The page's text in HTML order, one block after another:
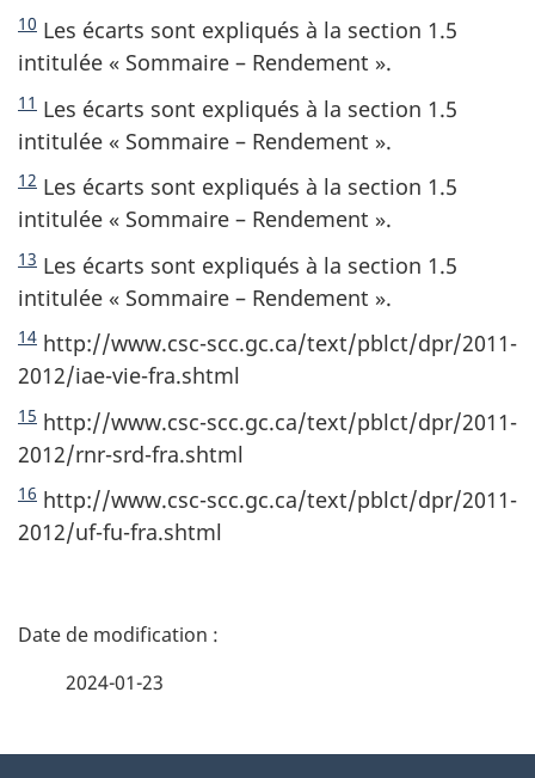
10 Les écarts sont expliqués à la section 1.5
intitulée « Sommaire – Rendement ».
11 Les écarts sont expliqués à la section 1.5
intitulée « Sommaire – Rendement ».
12 Les écarts sont expliqués à la section 1.5
intitulée « Sommaire – Rendement ».
13 Les écarts sont expliqués à la section 1.5
intitulée « Sommaire – Rendement ».
14 http://www.csc-scc.gc.ca/text/pblct/dpr/2011-
2012/iae-vie-fra.shtml
15 http://www.csc-scc.gc.ca/text/pblct/dpr/2011-
2012/rnr-srd-fra.shtml
16 http://www.csc-scc.gc.ca/text/pblct/dpr/2011-
2012/uf-fu-fra.shtml
D
2024-01-23